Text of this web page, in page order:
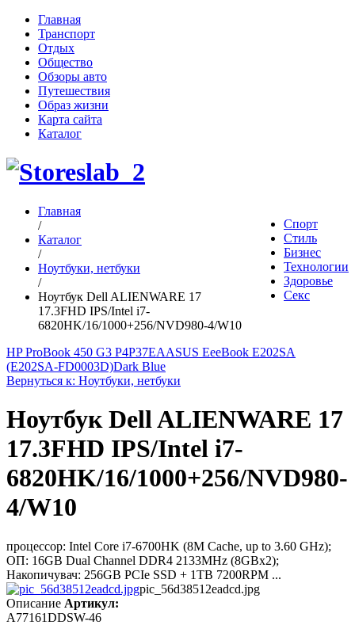
Главная
Транспорт
Отдых
Общество
Обзоры авто
Путешествия
Образ жизни
Карта сайта
Каталог
Спорт
Стиль
Бизнес
Технологии
Здоровье
Секс
Главная
/
Каталог
/
Ноутбуки, нетбуки
/
Ноутбук Dell ALIENWARE 17
17.3FHD IPS/Intel i7-
6820HK/16/1000+256/NVD980-4/W10
HP ProBook 450 G3 P4P37EAASUS EeeBook E202SA
(E202SA-FD0003D)Dark Blue
Вернуться к: Ноутбуки, нетбуки
Ноутбук Dell ALIENWARE 17
17.3FHD IPS/Intel i7-
6820HK/16/1000+256/NVD980-
4/W10
процессор: Intel Core i7-6700HK (8M Cache, up to 3.60 GHz);
ОП: 16GB Dual Channel DDR4 2133MHz (8GBx2);
Накопичувач: 256GB PCIe SSD + 1TB 7200RPM ...
pic_56d38512eadcd.jpg
Описание Артикул:
A77161DDSW-46